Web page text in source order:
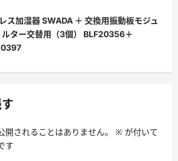
ス加湿器 SWADA ＋ 交換用振動板モジュ
ター交替用（3個） BLF20356＋
開されることはありません。 ※ が付いて
す